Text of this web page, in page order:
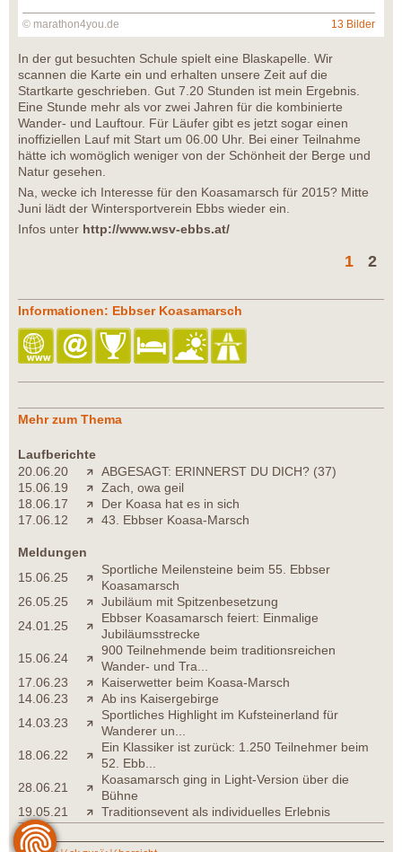
© marathon4you.de 13 Bilder
In der gut besuchten Schule spielt eine Blaskapelle. Wir
scannen die Karte ein und erhalten unsere Zeit auf die
Startkarte geschrieben. Gut 7.20 Stunden ist mein Ergebnis.
Eine Stunde mehr als vor zwei Jahren für die kombinierte
Wander- und Lauftour. Für Läufer gibt es jetzt sogar einen
inoffiziellen Lauf mit Start um 06.00 Uhr. Bei einer Teilnahme
hätte ich womöglich weniger von der Schönheit der Berge und
Natur gesehen.
Na, wecke ich Interesse für den Koasamarsch für 2015? Mitte
Juni lädt der Wintersportverein Ebbs wieder ein.
Infos unter http://www.wsv-ebbs.at/
1 2
Informationen: Ebbser Koasamarsch
Mehr zum Thema
Laufberichte
20.06.20
ABGESAGT: ERINNERST DU DICH? (37)
15.06.19
Zach, owa geil
18.06.17
Der Koasa hat es in sich
17.06.12
43. Ebbser Koasa-Marsch
Meldungen
15.06.25
Sportliche Meilensteine beim 55. Ebbser
Koasamarsch
26.05.25
Jubiläum mit Spitzenbesetzung
24.01.25
Ebbser Koasamarsch feiert: Einmalige
Jubiläumsstrecke
15.06.24
900 Teilnehmende beim traditionsreichen
Wander- und Tra...
17.06.23
Kaiserwetter beim Koasa-Marsch
14.06.23
Ab ins Kaisergebirge
14.03.23
Sportliches Highlight im Kufsteinerland für
Wanderer un...
18.06.22
Ein Klassiker ist zurück: 1.250 Teilnehmer beim
52. Ebb...
28.06.21
Koasamarsch ging in Light-Version über die
Bühne
19.05.21
Traditionsevent als individuelles Erlebnis